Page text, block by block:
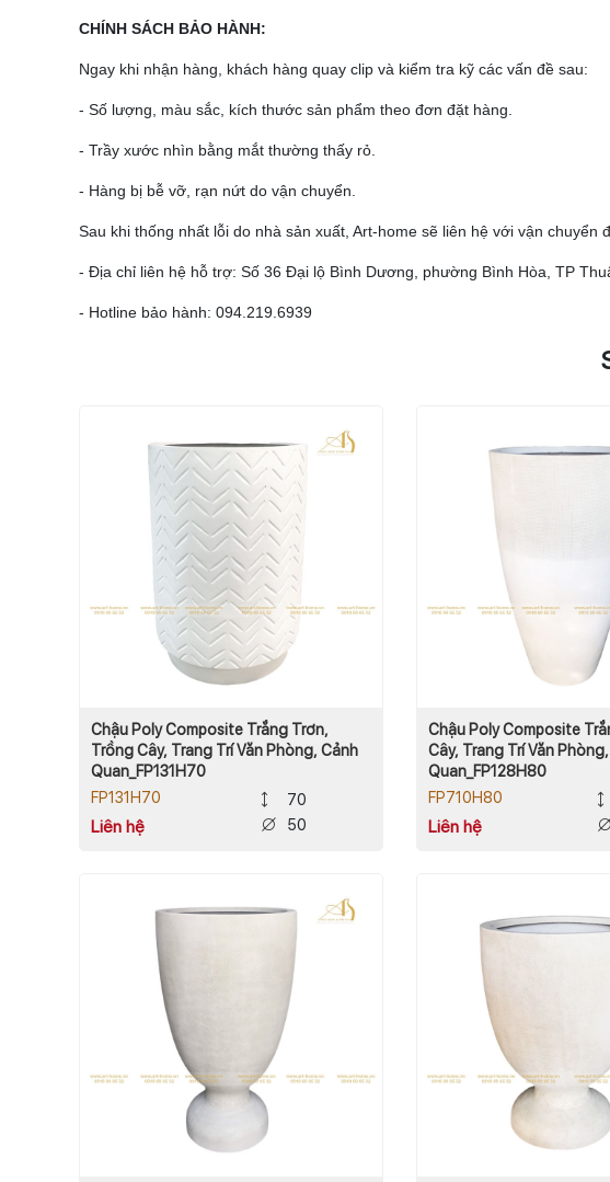
CHÍNH SÁCH BẢO HÀNH:
Ngay khi nhận hàng, khách hàng quay clip và kiểm tra kỹ các vấn đề sau:
- Số lượng, màu sắc, kích thước sản phẩm theo đơn đặt hàng.
- Trầy xước nhìn bằng mắt thường thấy rỏ.
- Hàng bị bễ vỡ, rạn nứt do vận chuyển.
Sau khi thống nhất lỗi do nhà sản xuất, Art-home sẽ liên hệ với vận chuyển
- Địa chỉ liên hệ hỗ trợ: Số 36 Đại lộ Bình Dương, phường Bình Hòa, TP
- Hotline bảo hành: 094.219.6939
Chậu Poly Composite Trắng Trơn,
Trồng Cây, Trang Trí Văn Phòng, Cảnh
Quan_FP131H70
FP131H70
Liên hệ
70
50
Chậu Poly Composite
Cây, Trang Trí Văn
Quan_FP128H80
FP710H80
Liên hệ